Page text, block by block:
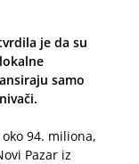
je da su
samo
94. miliona,
Pazar iz